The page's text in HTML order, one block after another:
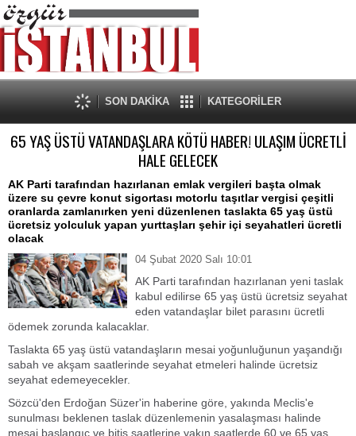
SON DAKİKA KATEGORİLER
65 YAŞ ÜSTÜ VATANDAŞLARA KÖTÜ HABER! ULAŞIM ÜCRETLİ
HALE GELECEK
AK Parti tarafından hazırlanan emlak vergileri başta olmak
üzere su çevre konut sigortası motorlu taşıtlar vergisi çeşitli
oranlarda zamlanırken yeni düzenlenen taslakta 65 yaş üstü
ücretsiz yolculuk yapan yurttaşları şehir içi seyahatleri ücretli
olacak
04 Şubat 2020 Salı 10:01
AK Parti tarafından hazırlanan yeni taslak
kabul edilirse 65 yaş üstü ücretsiz seyahat
eden vatandaşlar bilet parasını ücretli
ödemek zorunda kalacaklar.
Taslakta 65 yaş üstü vatandaşların mesai yoğunluğunun yaşandığı
sabah ve akşam saatlerinde seyahat etmeleri halinde ücretsiz
seyahat edemeyecekler.
Sözcü'den Erdoğan Süzer'in haberine göre, yakında Meclis'e
sunulması beklenen taslak düzenlemenin yasalaşması halinde
mesai başlangıç ve bitiş saatlerine yakın saatlerde 60 ve 65 yaş